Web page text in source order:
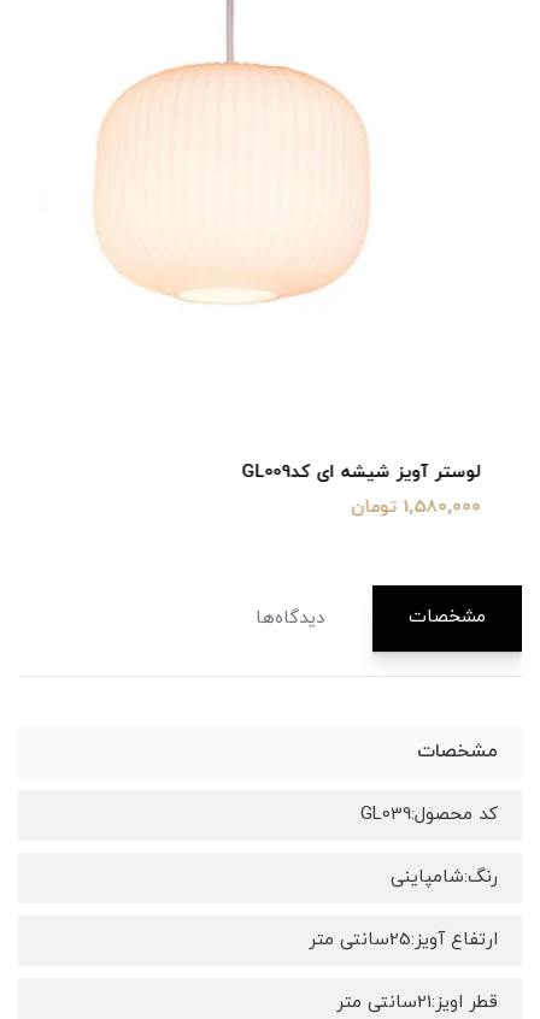
لوستر آویز شیشه ای کدGL009
1,580,000 تومان
مشخصات دیدگاه‌ها
مشخصات
کد محصول:GL039
رنگ:شامپاینی
ارتفاع آویز:25سانتی متر
قطر اویز:21سانتی متر